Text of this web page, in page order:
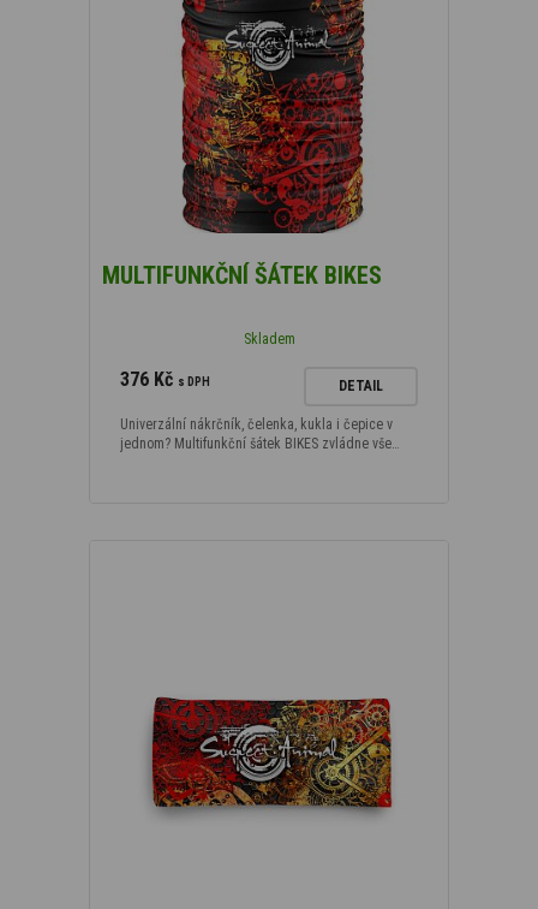
MULTIFUNKČNÍ ŠÁTEK BIKES
Skladem
376 Kč s DPH DETAIL
Univerzální nákrčník, čelenka, kukla i čepice v
jednom? Multifunkční šátek BIKES zvládne vše…